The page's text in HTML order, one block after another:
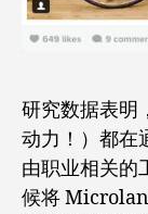
研究数据表明
动力！）都在
由职业相关的
候将